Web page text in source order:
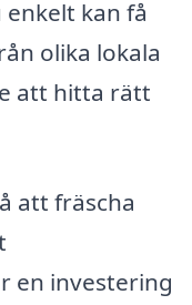
kan få
olika lokala
att hitta rätt
att fräscha
en investering